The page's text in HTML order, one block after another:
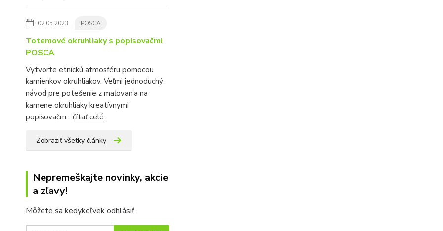
02.05.2023 POSCA
Totemové okruhliaky s popisovačmi
POSCA
Vytvorte etnickú atmosféru pomocou
kamienkov okruhliakov. Veľmi jednoduchý
návod pre potešenie z maľovania na
kamene okruhliaky kreatívnymi
popisovačm... čítať celé
Zobraziť všetky články
Nepremeškajte novinky, akcie
a zľavy!
Môžete sa kedykoľvek odhlásiť.